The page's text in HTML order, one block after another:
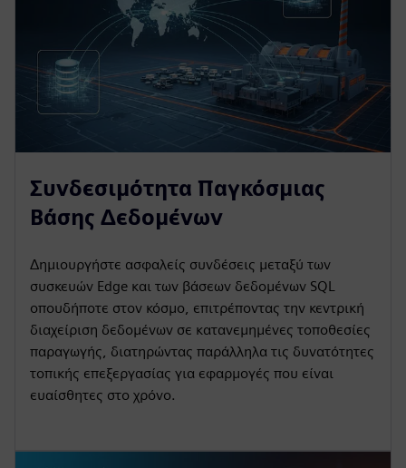
Συνδεσιμότητα Παγκόσμιας
Βάσης Δεδομένων
Δημιουργήστε ασφαλείς συνδέσεις μεταξύ των
συσκευών Edge και των βάσεων δεδομένων SQL
οπουδήποτε στον κόσμο, επιτρέποντας την κεντρική
διαχείριση δεδομένων σε κατανεμημένες τοποθεσίες
παραγωγής, διατηρώντας παράλληλα τις δυνατότητες
τοπικής επεξεργασίας για εφαρμογές που είναι
ευαίσθητες στο χρόνο.